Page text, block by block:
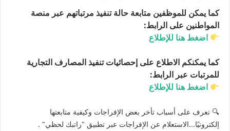
كما يمكن للموظفين متابعة حالة تنفيذ مرتباتهم عبر منصة
المواطنين على الرابط:
اضغط هنا للإطلاع
كما يمكنكم الاطلاع على إحصائيات تنفيذ المصارف التجارية
للمرتبات عبر الرابط:
اضغط هنا للإطلاع
🔍 تعرف على أسباب تأخر بعض الإفراجات وكيفية متابعتها
إلكترونيًا...الاستعلام عن الإفراجات عبر تطبيق "راتبك لحظي" .